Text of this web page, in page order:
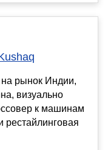
рынок Индии,
визуально
к машинам
рестайлинговая